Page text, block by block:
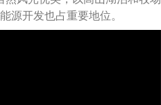
源开发也占重要地位。